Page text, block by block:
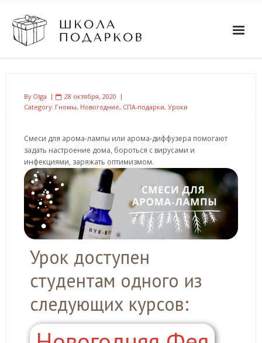
By Olga
28 октября, 2020
Category: Гномы, Новогодние, СПА-подарки, Уроки
Смеси для арома-лампы или арома-диффузера помогают
задать настроение дома, бороться с вирусами и
инфекциями, заряжать оптимизмом.
Урок доступен
студентам одного из
следующих курсов: